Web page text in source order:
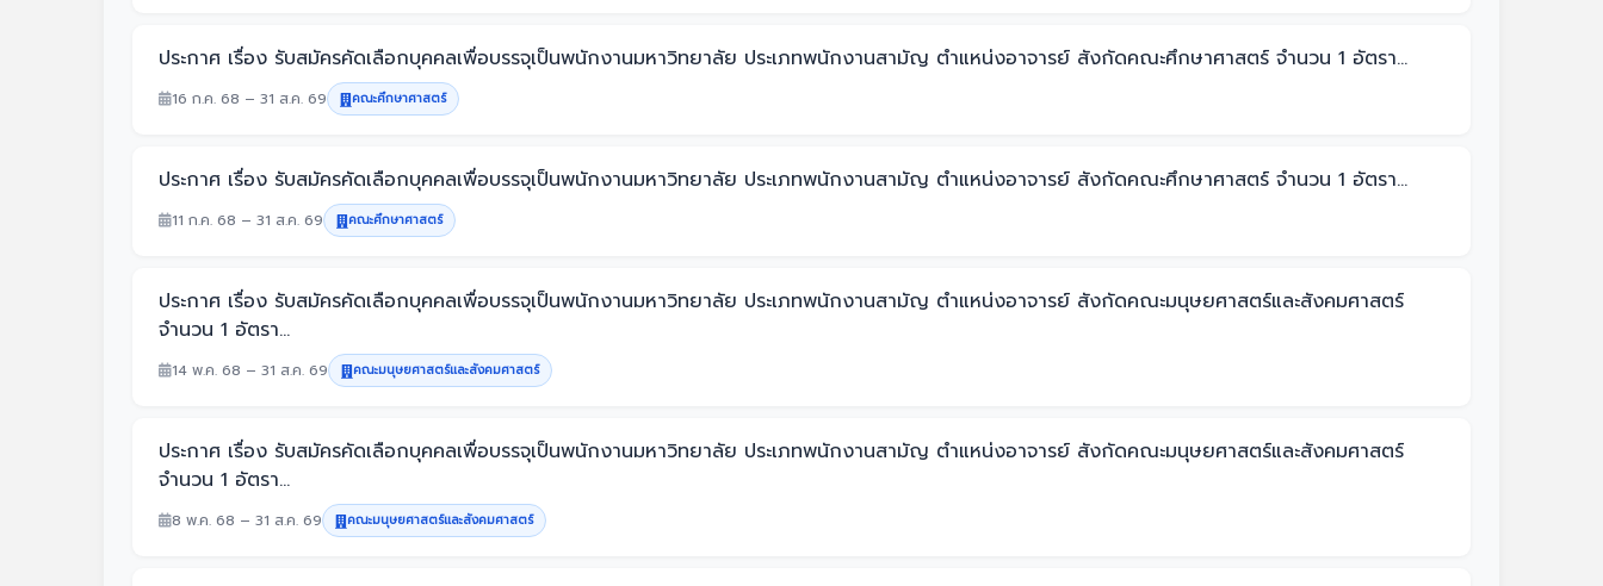
ประกาศ เรื่อง รับสมัครคัดเลือกบุคคลเพื่อบรรจุเป็นพนักงานมหาวิทยาลัย ประเภทพนักงานสามัญ ตำแหน่งอาจารย์ สังกัดคณะศึกษาศาสตร์ จำนวน 1 อัตรา...
16 ก.ค. 68 – 31 ส.ค. 69 คณะศึกษาศาสตร์
ประกาศ เรื่อง รับสมัครคัดเลือกบุคคลเพื่อบรรจุเป็นพนักงานมหาวิทยาลัย ประเภทพนักงานสามัญ ตำแหน่งอาจารย์ สังกัดคณะศึกษาศาสตร์ จำนวน 1 อัตรา...
11 ก.ค. 68 – 31 ส.ค. 69 คณะศึกษาศาสตร์
ประกาศ เรื่อง รับสมัครคัดเลือกบุคคลเพื่อบรรจุเป็นพนักงานมหาวิทยาลัย ประเภทพนักงานสามัญ ตำแหน่งอาจารย์ สังกัดคณะมนุษยศาสตร์และสังคมศาสตร์
จำนวน 1 อัตรา...
14 พ.ค. 68 – 31 ส.ค. 69 คณะมนุษยศาสตร์และสังคมศาสตร์
ประกาศ เรื่อง รับสมัครคัดเลือกบุคคลเพื่อบรรจุเป็นพนักงานมหาวิทยาลัย ประเภทพนักงานสามัญ ตำแหน่งอาจารย์ สังกัดคณะมนุษยศาสตร์และสังคมศาสตร์
จำนวน 1 อัตรา...
8 พ.ค. 68 – 31 ส.ค. 69 คณะมนุษยศาสตร์และสังคมศาสตร์